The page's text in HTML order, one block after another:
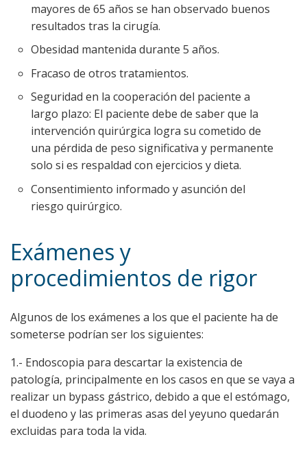
mayores de 65 años se han observado buenos
resultados tras la cirugía.
Obesidad mantenida durante 5 años.
Fracaso de otros tratamientos.
Seguridad en la cooperación del paciente a
largo plazo: El paciente debe de saber que la
intervención quirúrgica logra su cometido de
una pérdida de peso significativa y permanente
solo si es respaldad con ejercicios y dieta.
Consentimiento informado y asunción del
riesgo quirúrgico.
Exámenes y
procedimientos de rigor
Algunos de los exámenes a los que el paciente ha de
someterse podrían ser los siguientes:
1.- Endoscopia para descartar la existencia de
patología, principalmente en los casos en que se vaya a
realizar un bypass gástrico, debido a que el estómago,
el duodeno y las primeras asas del yeyuno quedarán
excluidas para toda la vida.